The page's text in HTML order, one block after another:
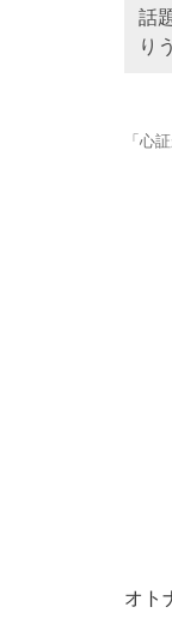
話
り
「心
オト